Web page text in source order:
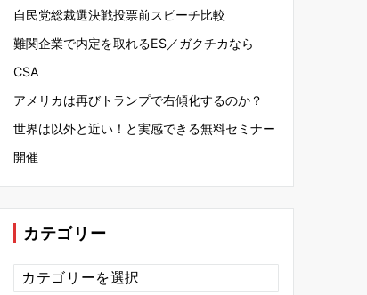
自民党総裁選決戦投票前スピーチ比較
難関企業で内定を取れるES／ガクチカなら
CSA
アメリカは再びトランプで右傾化するのか？
世界は以外と近い！と実感できる無料セミナー
開催
カテゴリー
カ
テ